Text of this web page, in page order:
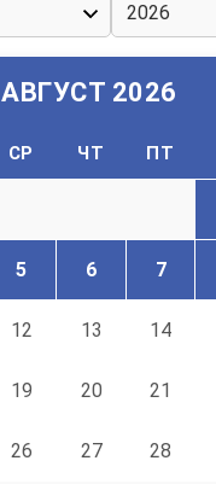
АВГУСТ 2026
СР ЧТ ПТ
5 6 7
12 13 14
19 20 21
26 27 28